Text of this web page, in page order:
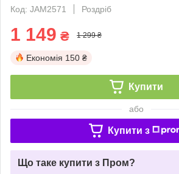
Код: JAM2571
Роздріб
1 149 ₴ 1 299 ₴
Економія 150 ₴
Купити
або
Купити з
Що таке купити з Пром?